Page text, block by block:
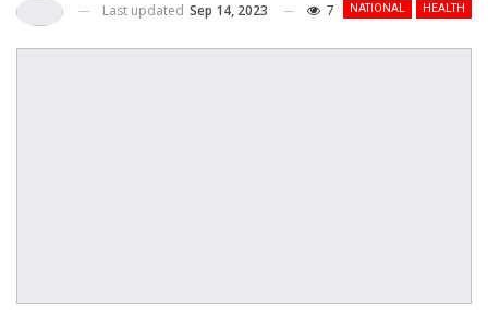
NATIONAL HEALTH
Last updated Sep 14, 2023 7